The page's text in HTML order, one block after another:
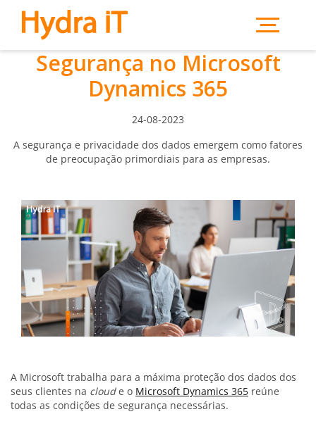
Segurança no Microsoft
Dynamics 365
24-08-2023
A segurança e privacidade dos dados emergem como fatores
de preocupação primordiais para as empresas.
A Microsoft trabalha para a máxima proteção dos dados dos
seus clientes na cloude o Microsoft Dynamics 365 reúne
todas as condições de segurança necessárias.